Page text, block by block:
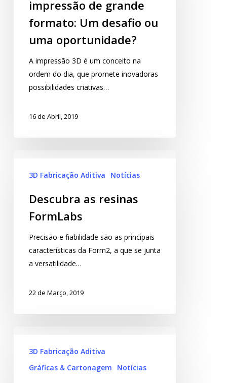
impressão de grande
formato: Um desafio ou
uma oportunidade?
A impressão 3D é um conceito na
ordem do dia, que promete inovadoras
possibilidades criativas…
16 de Abril, 2019
3D Fabricação Aditiva Notícias
Descubra as resinas
FormLabs
Precisão e fiabilidade são as principais
características da Form2, a que se junta
a versatilidade…
22 de Março, 2019
3D Fabricação Aditiva
Gráficas & Cartonagem
Notícias